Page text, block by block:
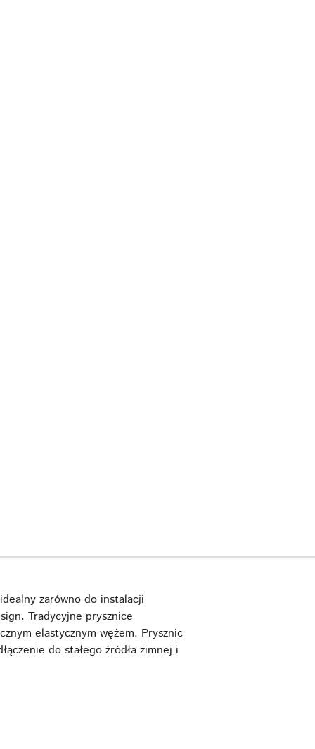
zarówno do instalacji
Tradycyjne prysznice
elastycznym wężem. Prysznic
do stałego źródła zimnej i